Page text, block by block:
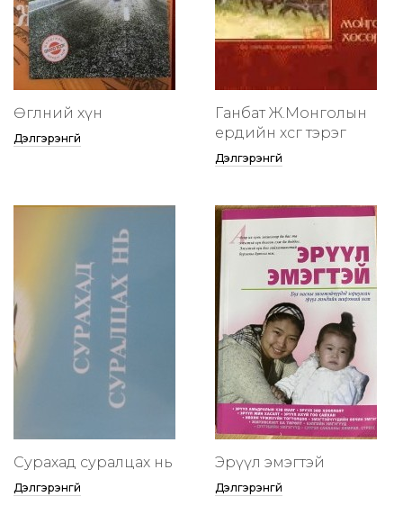
Өглөөний хүн
Дэлгэрэнгүй
Ганбат Ж.Монголын
ердийн хөсөг тэрэг
Дэлгэрэнгүй
Сурахад суралцах нь
Дэлгэрэнгүй
Эрүүл эмэгтэй
Дэлгэрэнгүй